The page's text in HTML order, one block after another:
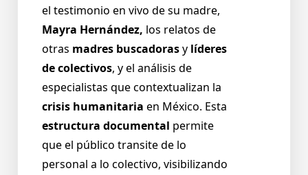
el testimonio en vivo de su madre,
Mayra Hernández, los relatos de
otras madres buscadorasy líderes
de colectivos, y el análisis de
especialistas que contextualizan la
crisis humanitaria en México. Esta
estructura documental permite
que el público transite de lo
personal a lo colectivo, visibilizando